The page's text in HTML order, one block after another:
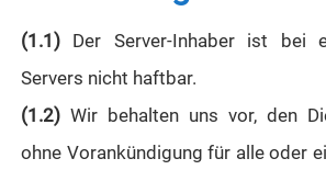
(1.1) Der Server-Inhaber ist bei
Servers nicht haftbar.
(1.2) Wir behalten uns vor, den
ohne Vorankündigung für alle oder